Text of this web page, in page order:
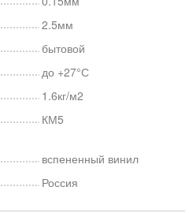
2.5мм
бытовой
до +27°С
1.6кг/м2
КМ5
вспененный винил
Россия